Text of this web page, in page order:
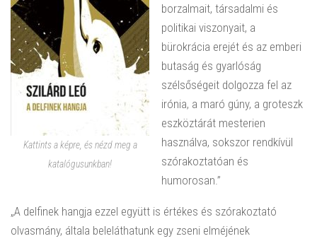
Kattints a képre, és nézd meg a
katalógusunkban!
borzalmait, társadalmi és
politikai viszonyait, a
bürokrácia erejét és az emberi
butaság és gyarlóság
szélsőségeit dolgozza fel az
irónia, a maró gúny, a groteszk
eszköztárát mesterien
használva, sokszor rendkívül
szórakoztatóan és
humorosan.”
„A delfinek hangja ezzel együtt is értékes és szórakoztató
olvasmány, általa beleláthatunk egy zseni elméjének